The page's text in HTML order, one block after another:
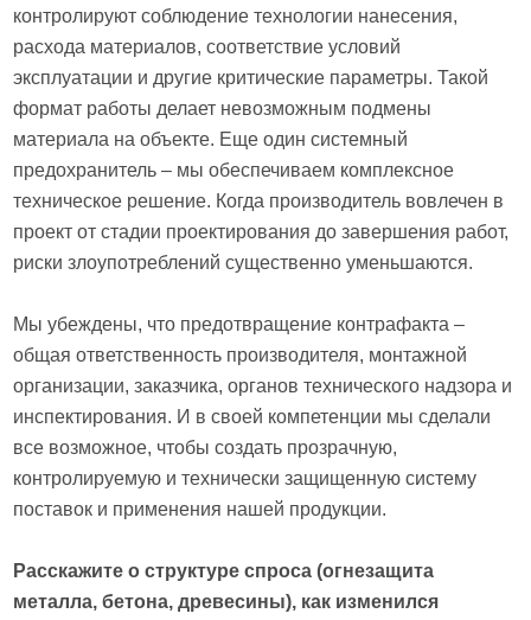
контролируют соблюдение технологии нанесения,
расхода материалов, соответствие условий
эксплуатации и другие критические параметры. Такой
формат работы делает невозможным подмены
материала на объекте. Еще один системный
предохранитель – мы обеспечиваем комплексное
техническое решение. Когда производитель вовлечен в
проект от стадии проектирования до завершения работ,
риски злоупотреблений существенно уменьшаются.
Мы убеждены, что предотвращение контрафакта –
общая ответственность производителя, монтажной
организации, заказчика, органов технического надзора и
инспектирования. И в своей компетенции мы сделали
все возможное, чтобы создать прозрачную,
контролируемую и технически защищенную систему
поставок и применения нашей продукции.
Расскажите о структуре спроса (огнезащита
металла, бетона, древесины), как изменился